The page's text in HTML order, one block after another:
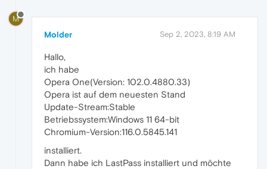
M
Molder Sep 2, 2023, 8:19 AM
Hallo,
ich habe
Opera One(Version: 102.0.4880.33)
Opera ist auf dem neuesten Stand
Update-Stream:Stable
Betriebssystem:Windows 11 64-bit
Chromium-Version:116.0.5845.141
installiert.
Dann habe ich LastPass installiert und möchte